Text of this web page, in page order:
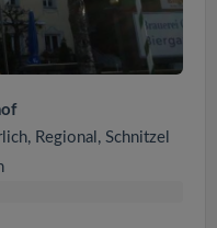
Regional, Schnitzel